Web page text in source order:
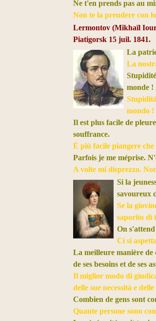
Ne t'en prends pas au
Non te la prendere con
Lermontov (Mikhaïl
Piatigorsk 15 juil. 1841.
La
La
monde !
mondo !
Il est plus facile de
souffrance.
É più facile piangere
Parfois je me méprise.
A volte mi disprezzo.
Si la
savoureux
Se la
saporito di
On
Ci si
La meilleure manière
de ses besoins et de ses
Il miglior modo di
delle sue necessità e
Combien de gens sont
Quante persone sono